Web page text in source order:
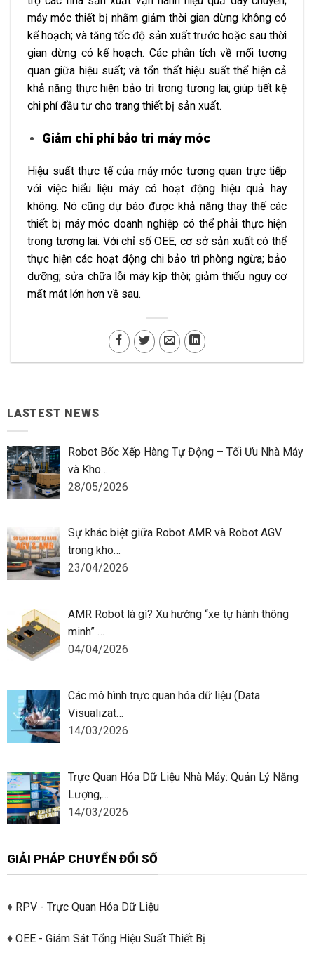
máy móc thiết bị nhằm giảm thời gian dừng không có
kế hoạch; và tăng tốc độ sản xuất trước hoặc sau thời
gian dừng có kế hoạch. Các phân tích về mối tương
quan giữa hiệu suất; và tổn thất hiệu suất thể hiện cả
khả năng thực hiện bảo trì trong tương lai; giúp tiết kệ
chi phí đầu tư cho trang thiết bị sản xuất.
Giảm chi phí bảo trì máy móc
Hiệu suất thực tế của máy móc tương quan trực tiếp
với việc hiểu liệu máy có hoạt động hiệu quả hay
không. Nó cũng dự báo được khả năng thay thế các
thiết bị máy móc doanh nghiệp có thể phải thực hiện
trong tương lai. Với chỉ số OEE, cơ sở sản xuất có thể
thực hiện các hoạt động chi bảo trì phòng ngừa; bảo
dưỡng; sửa chữa lỗi máy kịp thời; giảm thiểu nguy cơ
mất mát lớn hơn về sau.
LASTEST NEWS
Robot Bốc Xếp Hàng Tự Động – Tối Ưu Nhà Máy
và Kho…
28/05/2026
Sự khác biệt giữa Robot AMR và Robot AGV
trong kho…
23/04/2026
AMR Robot là gì? Xu hướng “xe tự hành thông
minh” …
04/04/2026
Các mô hình trực quan hóa dữ liệu (Data
Visualizat…
14/03/2026
Trực Quan Hóa Dữ Liệu Nhà Máy: Quản Lý Năng
Lượng,…
14/03/2026
GIẢI PHÁP CHUYỂN ĐỔI SỐ
♦ RPV - Trực Quan Hóa Dữ Liệu
♦ OEE - Giám Sát Tổng Hiệu Suất Thiết Bị